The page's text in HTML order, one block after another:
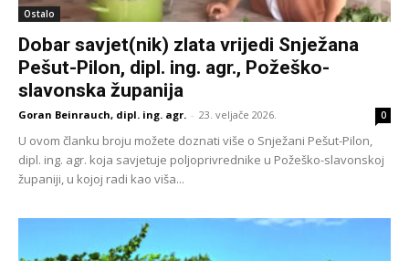
Ostalo
Dobar savjet(nik) zlata vrijedi Snježana
Pešut-Pilon, dipl. ing. agr., Požeško-
slavonska županija
Goran Beinrauch, dipl. ing. agr. - 23. veljače 2026. 0
U ovom članku broju možete doznati više o Snježani Pešut-Pilon,
dipl. ing. agr. koja savjetuje poljoprivrednike u Požeško-slavonskoj
županiji, u kojoj radi kao viša...